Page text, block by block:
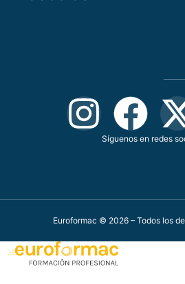
Síguenos en redes
Euroformac © 2026 – Todos los